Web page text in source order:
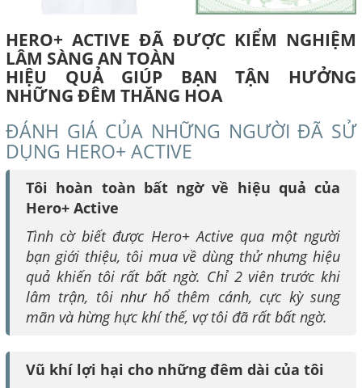
HERO+ ACTIVE ĐÃ ĐƯỢC KIỂM NGHIỆM
LÂM SÀNG AN TOÀN
HIỆU QUẢ GIÚP BẠN TẬN HƯỞNG
NHỮNG ĐÊM THĂNG HOA
ĐÁNH GIÁ CỦA NHỮNG NGƯỜI ĐÃ SỬ
DỤNG HERO+ ACTIVE
Tôi hoàn toàn bất ngờ về hiệu quả của
Hero+ Active
Tình cờ biết được Hero+ Active qua một người
bạn giới thiệu, tôi mua về dùng thử nhưng hiệu
quả khiến tôi rất bất ngờ. Chỉ 2 viên trước khi
lâm trận, tôi như hổ thêm cánh, cực kỳ sung
mãn và hừng hực khí thế, vợ tôi đã rất bất ngờ.
Vũ khí lợi hại cho những đêm dài của tôi